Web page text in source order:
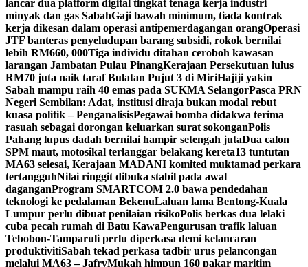
lancar dua platform digital tingkat tenaga kerja industri
minyak dan gas SabahGaji bawah minimum, tiada kontrak
kerja dikesan dalam operasi antipemerdagangan orangOperasi
JTF banteras penyeludupan barang subsidi, rokok bernilai
lebih RM660, 000Tiga individu ditahan ceroboh kawasan
larangan Jambatan Pulau PinangKerajaan Persekutuan lulus
RM70 juta naik taraf Bulatan Pujut 3 di MiriHajiji yakin
Sabah mampu raih 40 emas pada SUKMA SelangorPasca PRN
Negeri Sembilan: Adat, institusi diraja bukan modal rebut
kuasa politik – PenganalisisPegawai bomba didakwa terima
rasuah sebagai dorongan keluarkan surat sokonganPolis
Pahang lupus dadah bernilai hampir setengah jutaDua calon
SPM maut, motosikal terlanggar belakang kereta13 tuntutan
MA63 selesai, Kerajaan MADANI komited muktamad perkara
tertangguhNilai ringgit dibuka stabil pada awal
daganganProgram SMARTCOM 2.0 bawa pendedahan
teknologi ke pedalaman BekenuLaluan lama Bentong-Kuala
Lumpur perlu dibuat penilaian risikoPolis berkas dua lelaki
cuba pecah rumah di Batu KawaPengurusan trafik laluan
Tebobon-Tamparuli perlu diperkasa demi kelancaran
produktivitiSabah tekad perkasa tadbir urus pelancongan
melalui MA63 – JafryMukah himpun 160 pakar maritim